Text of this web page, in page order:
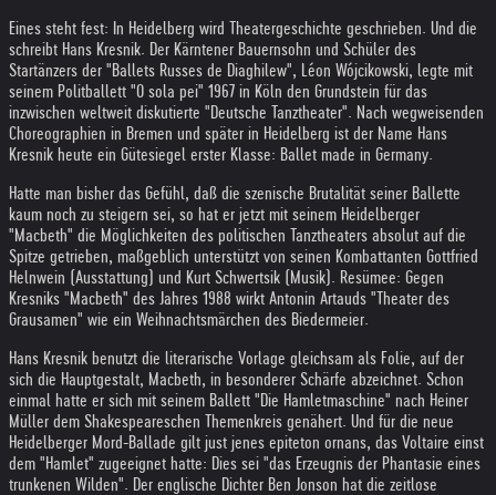
Eines steht fest: In Heidelberg wird Theatergeschichte geschrieben. Und die
schreibt Hans Kresnik. Der Kärntener Bauernsohn und Schüler des
Startänzers der "Ballets Russes de Diaghilew", Léon Wójcikowski, legte mit
seinem Politballett "O sola pei" 1967 in Köln den Grundstein für das
inzwischen weltweit diskutierte "Deutsche Tanztheater". Nach wegweisenden
Choreographien in Bremen und später in Heidelberg ist der Name Hans
Kresnik heute ein Gütesiegel erster Klasse: Ballet made in Germany.
Hatte man bisher das Gefühl, daß die szenische Brutalität seiner Ballette
kaum noch zu steigern sei, so hat er jetzt mit seinem Heidelberger
"Macbeth" die Möglichkeiten des politischen Tanztheaters absolut auf die
Spitze getrieben, maßgeblich unterstützt von seinen Kombattanten Gottfried
Helnwein (Ausstattung) und Kurt Schwertsik (Musik). Resümee: Gegen
Kresniks "Macbeth" des Jahres 1988 wirkt Antonin Artauds "Theater des
Grausamen" wie ein Weihnachtsmärchen des Biedermeier.
Hans Kresnik benutzt die literarische Vorlage gleichsam als Folie, auf der
sich die Hauptgestalt, Macbeth, in besonderer Schärfe abzeichnet. Schon
einmal hatte er sich mit seinem Ballett "Die Hamletmaschine" nach Heiner
Müller dem Shakespeareschen Themenkreis genähert. Und für die neue
Heidelberger Mord-Ballade gilt just jenes epiteton ornans, das Voltaire einst
dem "Hamlet" zugeeignet hatte: Dies sei "das Erzeugnis der Phantasie eines
trunkenen Wilden". Der englische Dichter Ben Jonson hat die zeitlose